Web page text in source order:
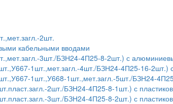
2шт.
кабельными вводами
3шт./БЗН24-4П25-8-2шт.) с
1шт.,мет.загл.-4шт./БЗН24-4П25-16-
1шт.,У668-1шт.,мет.загл.-5шт./БЗН24-
2шт./БЗН24-4П25-8-1шт.) с
3шт./БЗН24-4П25-8-2шт.) с